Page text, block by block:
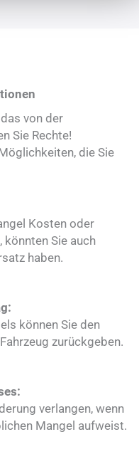
von der
Sie Rechte!
die Sie
Kosten oder
könnten Sie auch
haben.
können Sie den
zurückgeben.
verlangen, wenn
Mangel aufweist.